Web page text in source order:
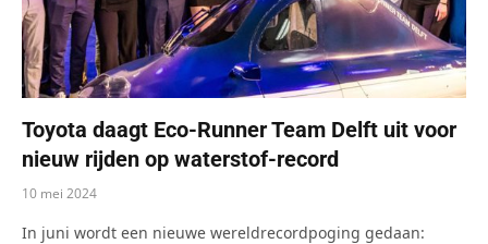
Toyota daagt Eco-Runner Team Delft uit voor
nieuw rijden op waterstof-record
10 mei 2024
In juni wordt een nieuwe wereldrecordpoging gedaan: